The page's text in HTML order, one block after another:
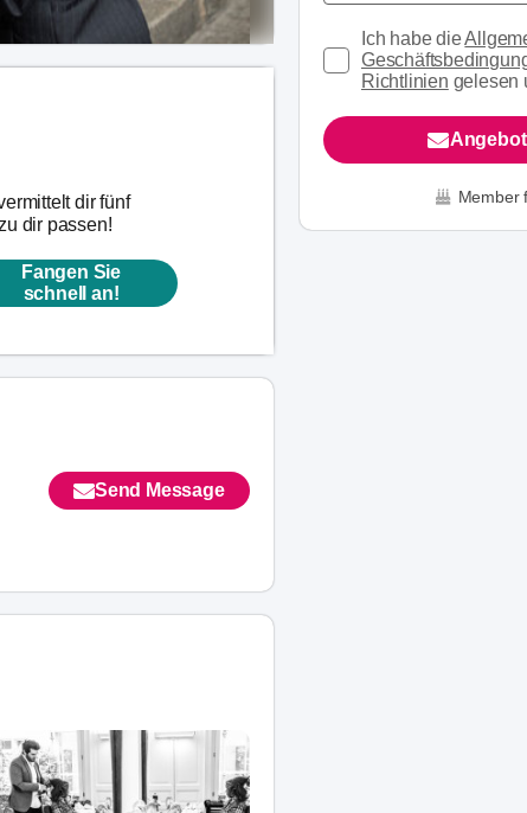
dir fünf
dir passen!
Fangen Sie
schnell an!
Send Message
Ich habe die
Richtlinien gelesen
Member